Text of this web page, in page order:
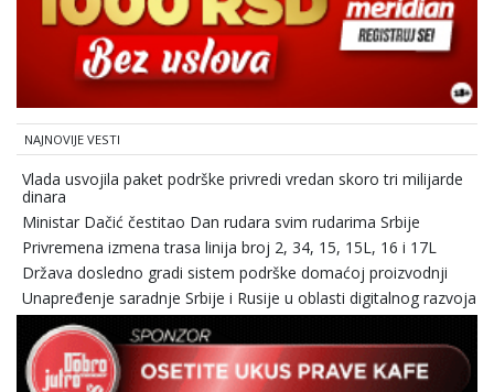
NAJNOVIJE VESTI
Vlada usvojila paket podrške privredi vredan skoro tri milijarde
dinara
Ministar Dačić čestitao Dan rudara svim rudarima Srbije
Privremena izmena trasa linija broj 2, 34, 15, 15L, 16 i 17L
Država dosledno gradi sistem podrške domaćoj proizvodnji
Unapređenje saradnje Srbije i Rusije u oblasti digitalnog razvoja